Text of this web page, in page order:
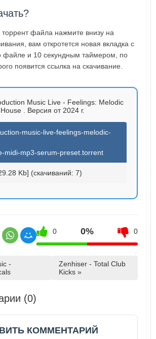
торрент файла нажмите внизу на
вам откротется новая вкладка с
и 10 секундным таймером, по
появится ссылка на скачивание.
Music Live - Feelings: Melodic
House . Версия от 2024 г.
music-live-feelings-melodic-
midi-mp3-serum-preset.torrent
Kb] (cкачиваний: 7)
0 0% 0
-
Zenhiser - Total Club
Kicks »
(0)
КОММЕНТАРИЙ